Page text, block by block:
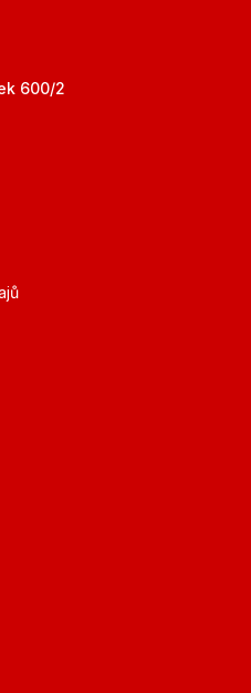
600/2